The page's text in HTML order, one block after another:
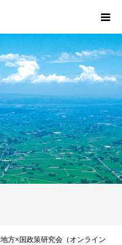
方×国政策研究会（オンライン